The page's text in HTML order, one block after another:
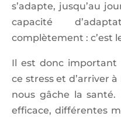
s’adapte, jusqu’au
capacité
complètement : c’est
Il est donc important
ce stress et d’arriver
nous gâche la
efficace, différentes